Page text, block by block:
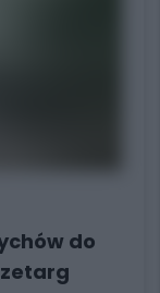
do